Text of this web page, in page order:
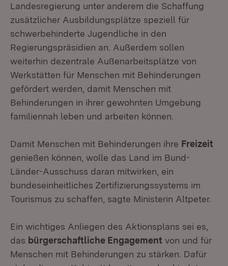
Landesregierung unter anderem die Schaffung
zusätzlicher Ausbildungsplätze speziell für
schwerbehinderte Jugendliche in den
Regierungspräsidien an. Außerdem sollen
weiterhin dezentrale Außenarbeitsplätze von
Werkstätten für Menschen mit Behinderungen
gefördert werden, damit Menschen mit
Behinderungen in ihrer gewohnten Umgebung
familiennah leben und arbeiten können.
Damit Menschen mit Behinderungen ihre Freizeit
genießen können, wolle das Land im Bund-
Länder-Ausschuss daran mitwirken, ein
bundeseinheitliches Zertifizierungssystems im
Tourismus zu schaffen, sagte Ministerin Altpeter.
Ein wichtiges Anliegen des Aktionsplans sei es,
das bürgerschaftliche Engagement von und für
Menschen mit Behinderungen zu stärken. Dafür